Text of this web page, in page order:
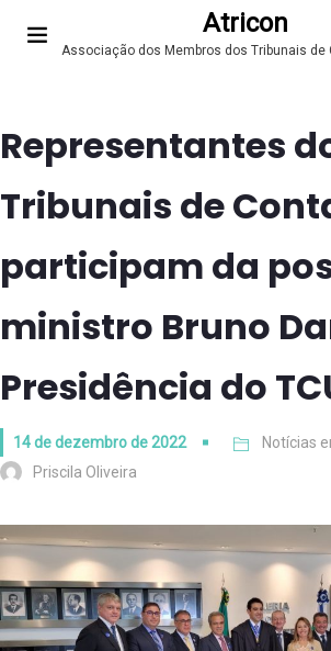
Atricon
Associação dos Membros dos Tribunais de
Representantes
Tribunais de
participam da
ministro Bruno
Presidência do
14 de dezembro de 2022
Notícias
Priscila Oliveira